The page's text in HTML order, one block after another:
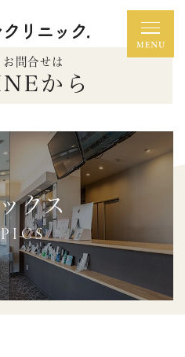
お問合せは
から
クス